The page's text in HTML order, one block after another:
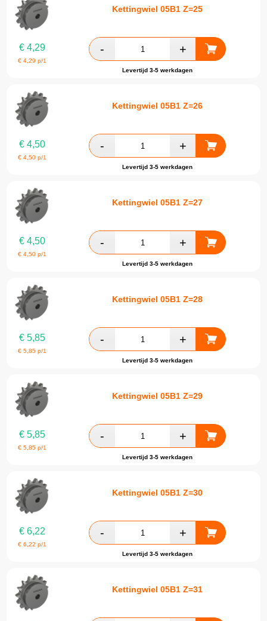
Kettingwiel 05B1 Z=25
€ 4,29
€4,29 p/1
Levertijd 3-5 werkdagen
Kettingwiel 05B1 Z=26
€ 4,50
€4,50 p/1
Levertijd 3-5 werkdagen
Kettingwiel 05B1 Z=27
€ 4,50
€4,50 p/1
Levertijd 3-5 werkdagen
Kettingwiel 05B1 Z=28
€ 5,85
€5,85 p/1
Levertijd 3-5 werkdagen
Kettingwiel 05B1 Z=29
€ 5,85
€5,85 p/1
Levertijd 3-5 werkdagen
Kettingwiel 05B1 Z=30
€ 6,22
€6,22 p/1
Levertijd 3-5 werkdagen
Kettingwiel 05B1 Z=31